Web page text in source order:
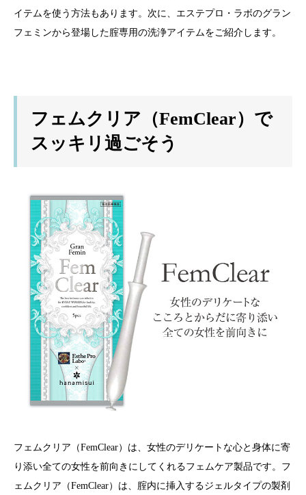
イテムを使う方法もあります。次に、エステプロ・ラボのグラン
フェミンから登場した腟専用の洗浄アイテムをご紹介します。
フェムクリア（FemClear）で
スッキリ過ごそう
フェムクリア（FemClear）は、女性のデリケートな心と身体に寄
り添い全ての女性を前向きにしてくれるフェムケア製品です。フ
ェムクリア（FemClear）は、腟内に挿入するジェルタイプの製剤